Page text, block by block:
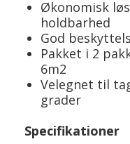
Økonomisk
holdbarhed
God
Pakket i 2
6m2
Velegnet til
grader
Specifikationer